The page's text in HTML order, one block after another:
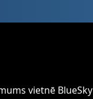
vietnē BlueSky